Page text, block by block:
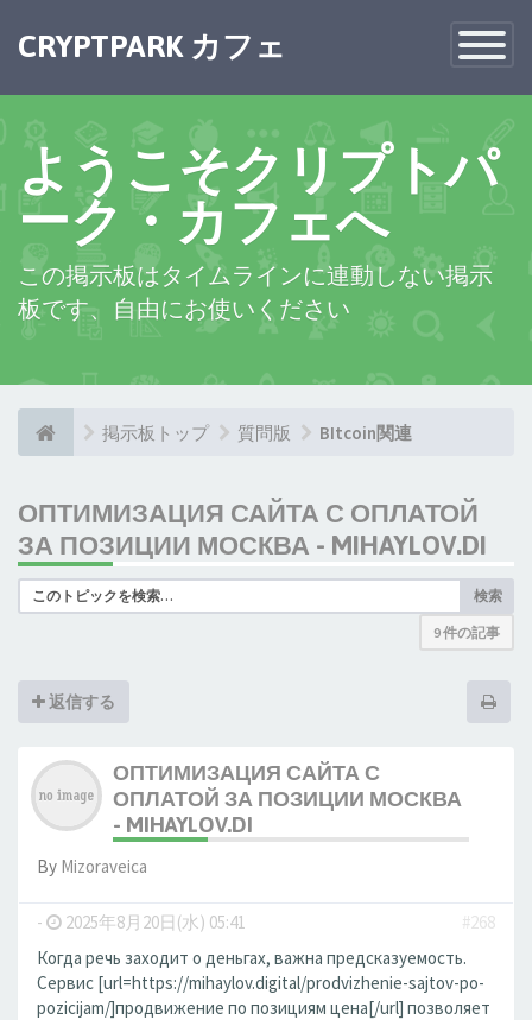
Toggle
CRYPTPARK カフェ
ようこそクリプトパ
ーク・カフェへ
この掲示板はタイムラインに連動しない掲示
板です、自由にお使いください
掲示板トップ 質問版 BItcoin関連
ОПТИМИЗАЦИЯ САЙТА С ОПЛАТОЙ
ЗА ПОЗИЦИИ МОСКВА - MIHAYLOV.DI
検索
9 件の記事
返信する
ОПТИМИЗАЦИЯ САЙТА С
ОПЛАТОЙ ЗА ПОЗИЦИИ МОСКВА
- MIHAYLOV.DI
By Mizoraveica
- 2025年8月20日(水) 05:41
#268
Когда речь заходит о деньгах, важна предсказуемость.
Сервис [url=https://mihaylov.digital/prodvizhenie-sajtov-po-
pozicijam/]продвижение по позициям цена[/url] позволяет